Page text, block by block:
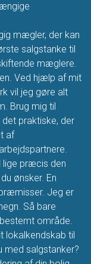
mægler, der kan
salgstanke til
mæglere.
Ved hjælp af mit
vil jeg gøre alt
Brug mig til
praktiske, der
af
lige præcis den
ønsker. En
Jeg er
Så bare
område.
lokalkendskab til
med salgstanker?